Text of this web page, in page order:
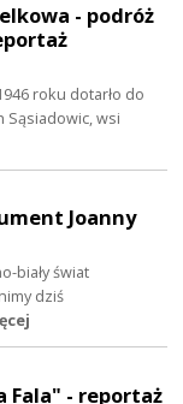
- podróż
roku dotarło do
wsi
Joanny
biały świat
dziś
Fala" - reportaż